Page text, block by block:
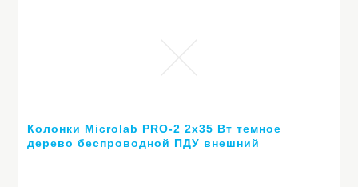
Колонки Microlab PRO-2 2х35 Вт темное
дерево беспроводной ПДУ внешний